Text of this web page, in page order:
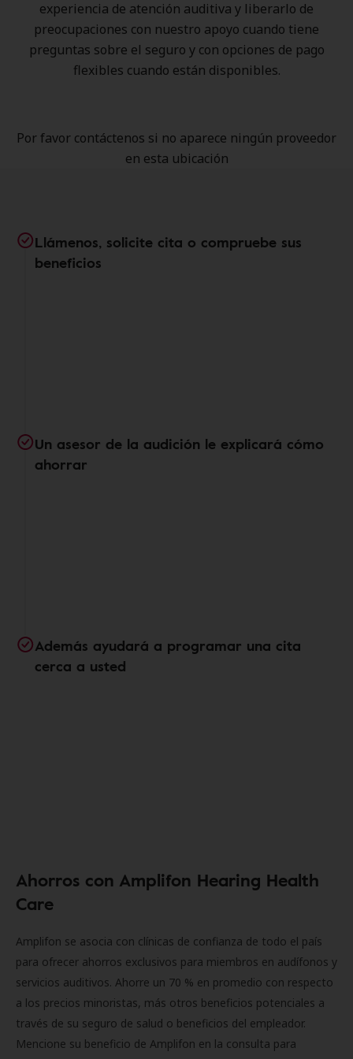
experiencia de atención auditiva y liberarlo de
preocupaciones con nuestro apoyo cuando tiene
preguntas sobre el seguro y con opciones de pago
flexibles cuando están disponibles.
Por favor contáctenos si no aparece ningún proveedor
en esta ubicación
Llámenos, solicite cita o compruebe sus
beneficios
Un asesor de la audición le explicará cómo
ahorrar
Además ayudará a programar una cita
cerca a usted
Ahorros con Amplifon Hearing Health
Care
Amplifon se asocia con clínicas de confianza de todo el país
para ofrecer ahorros exclusivos para miembros en audífonos y
servicios auditivos. Ahorre un 70 % en promedio con respecto
a los precios minoristas, más otros beneficios potenciales a
través de su seguro de salud o beneficios del empleador.
Mencione su beneficio de Amplifon en la consulta para